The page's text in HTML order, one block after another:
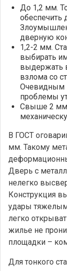
До 1,2 мм.
дверную
1,2-2 мм.
выбирать
выдержать
взлома со
Очевидным
проблемы
Свыше 2 мм.
В ГОСТ
мм. Такому
Дверь с
нелегко
Конструкция
удары
легко
жилье не
площадки –
Для тонкого